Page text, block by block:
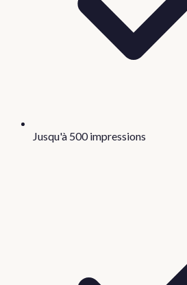
Jusqu'à 500 impressions